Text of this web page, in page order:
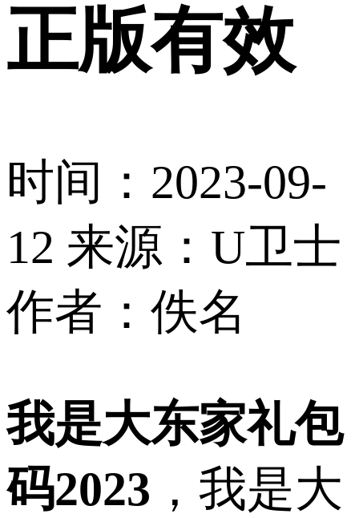
正版有效
时间：2023-09-
12 来源：U卫士
作者：佚名
我是大东家礼包
码2023 ，我是大